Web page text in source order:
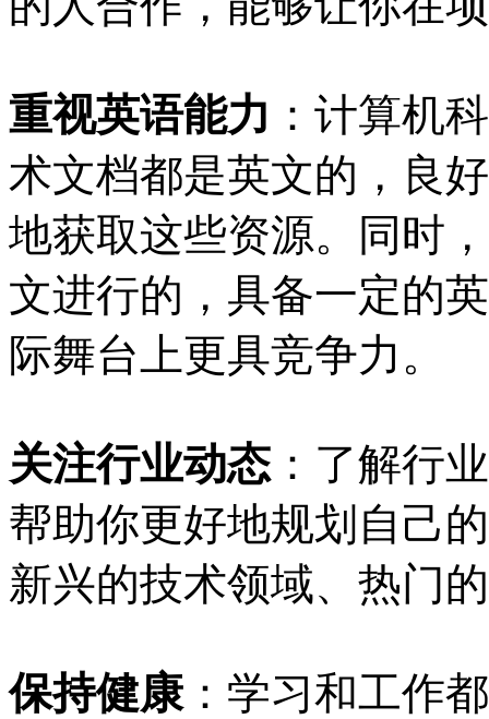
重视英语能力 ：计算机
术文档都是英文的，良
地获取这些资源。同时
文进行的，具备一定的
际舞台上更具竞争力。
关注行业动态 ：了解行
帮助你更好地规划自己
新兴的技术领域、热门
保持健康：学习和工作